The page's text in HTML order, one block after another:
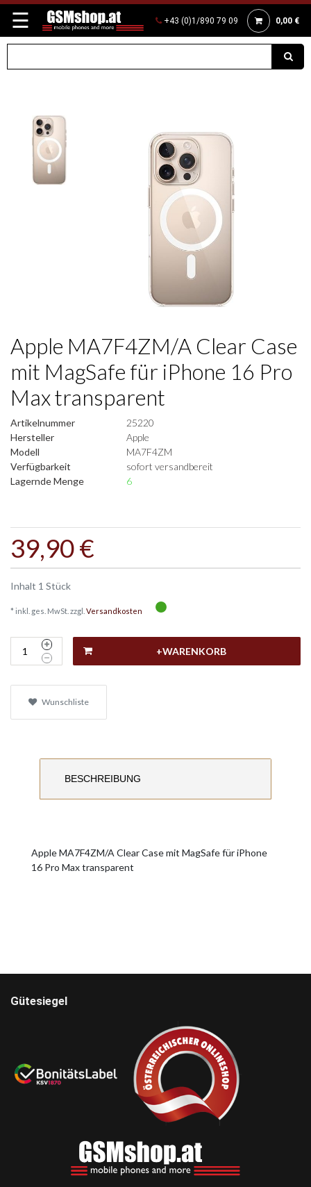
☰ +43 (0)1/890 79 09 0,00 €
Apple MA7F4ZM/A Clear Case
mit MagSafe für iPhone 16 Pro
Max transparent
Artikelnummer
25220
Hersteller
Apple
Modell
MA7F4ZM
Verfügbarkeit
sofort versandbereit
Lagernde Menge
6
39,90 €
Inhalt 1 Stück
* inkl. ges. MwSt. zzgl. Versandkosten
+WARENKORB
Wunschliste
BESCHREIBUNG
Apple MA7F4ZM/A Clear Case mit MagSafe für iPhone
16 Pro Max transparent
Gütesiegel